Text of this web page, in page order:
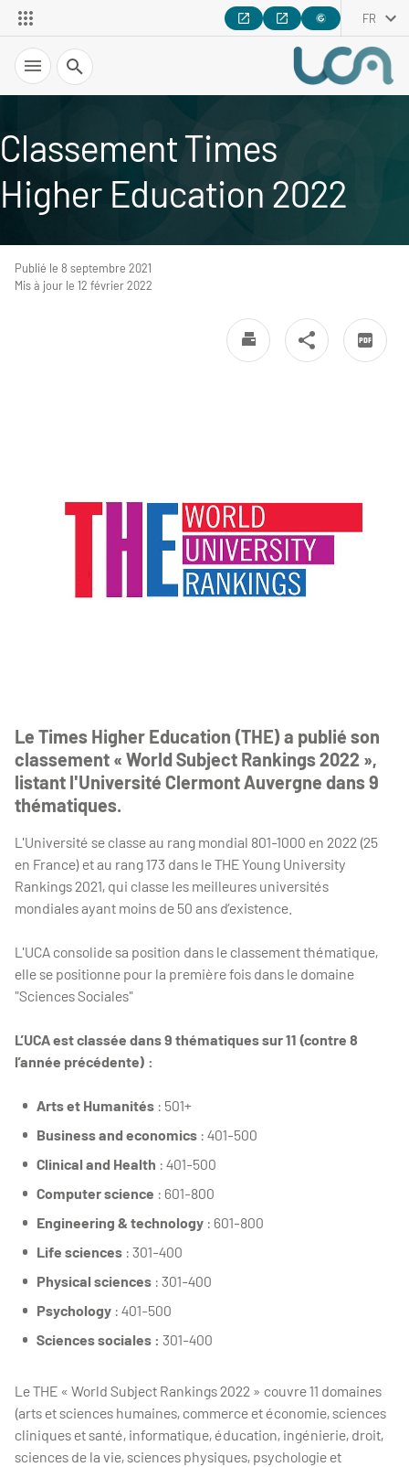
FR
Recherche
Classement Times
Higher Education 2022
Publié le 8 septembre 2021
Mis à jour le 12 février 2022
Le Times Higher Education (THE) a publié son
classement « World Subject Rankings 2022 »,
listant l'Université Clermont Auvergne dans 9
thématiques.
L'Université se classe au rang mondial 801-1000 en 2022 (25
en France) et au rang 173 dans le THE Young University
Rankings 2021, qui classe les meilleures universités
mondiales ayant moins de 50 ans d’existence.
L'UCA consolide sa position dans le classement thématique,
elle se positionne pour la première fois dans le domaine
"Sciences Sociales"
L’UCA est classée dans 9 thématiques sur 11 (contre 8
l’année précédente) :
Arts et Humanités : 501+
Business and economics : 401-500
Clinical and Health : 401-500
Computer science : 601-800
Engineering & technology : 601-800
Life sciences : 301-400
Physical sciences : 301-400
Psychology : 401-500
Sciences sociales : 301-400
Le THE « World Subject Rankings 2022 » couvre 11 domaines
(arts et sciences humaines, commerce et économie, sciences
cliniques et santé, informatique, éducation, ingénierie, droit,
sciences de la vie, sciences physiques, psychologie et